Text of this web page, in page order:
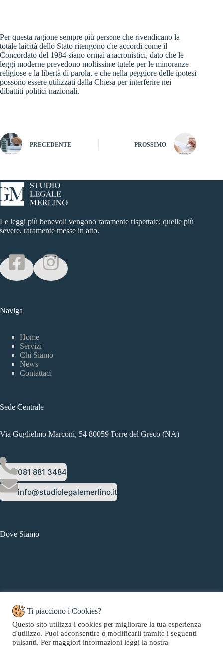
Per questa ragione sempre più persone che rivendicano la
totale laicità dello Stato ritengono che accordi come il
Concordato del 1984 siano ormai anacronistici, dato che le
leggi moderne prevedono moltissime tutele per le minoranze
religiose e la libertà di parola, e che nella peggiore delle ipotesi
possono essere utilizzati dalla Chiesa per interferire nei
dibattiti politici nazionali.
PRECEDENTE PROSSIMO
Le leggi più benevoli vengono raramente rispettate; quelle più
severe, raramente messe in atto.
Naviga
Home
Servizi
Chi Siamo
News
Contattaci
Sede Centrale
Via Guglielmo Marconi, 54 80059 Torre del Greco (NA)
081 881 3484
info@studiolegalemerlino.it
Dove Siamo
Copyright © 2026 Studio Legale Merlino - Web Powered by
Ti piacciono i Cookies?
Questo sito utilizza i cookies per migliorare la tua esperienza
d'utilizzo. Puoi acconsentire o modificarli tramite i seguenti
pulsanti. Per maggiori informazioni leggi la nostra